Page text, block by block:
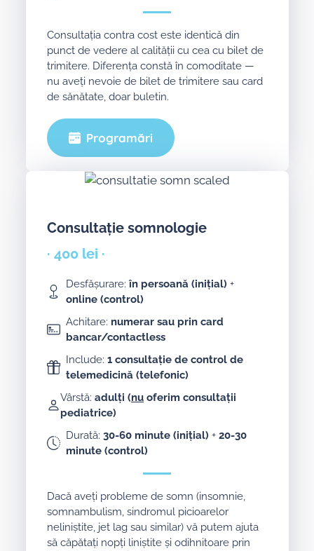
Consultația contra cost este identică din
punct de vedere al calității cu cea cu bilet de
trimitere. Diferența constă în comoditate —
nu aveți nevoie de bilet de trimitere sau card
de sănătate, doar buletin.
Programări
Consultație somnologie
· 400 lei ·
Desfășurare:în persoană (inițial) +
online (control)
Achitare: numerar sau prin card
bancar/contactless
Include: 1 consultație de control de
telemedicină (telefonic)
Vârstă: adulți (nu oferim consultații
pediatrice)
Durată: 30-60 minute (inițial) + 20-30
minute (control)
Dacă aveți probleme de somn (insomnie,
somnambulism, sindromul picioarelor
neliniștite, jet lag sau similar) vă putem ajuta
să căpătați nopți liniștite și odihnitoare prin